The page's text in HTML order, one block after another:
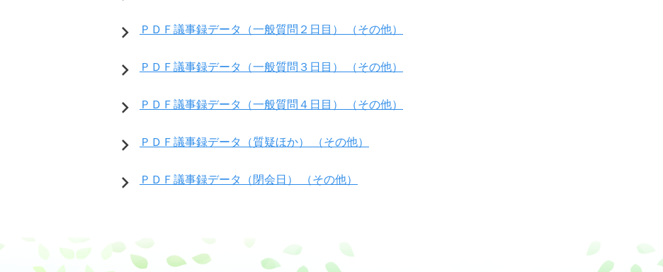
ＰＤＦ議事録データ（一般質問２日目） （その他）
ＰＤＦ議事録データ（一般質問３日目） （その他）
ＰＤＦ議事録データ（一般質問４日目） （その他）
ＰＤＦ議事録データ（質疑ほか） （その他）
ＰＤＦ議事録データ（閉会日） （その他）